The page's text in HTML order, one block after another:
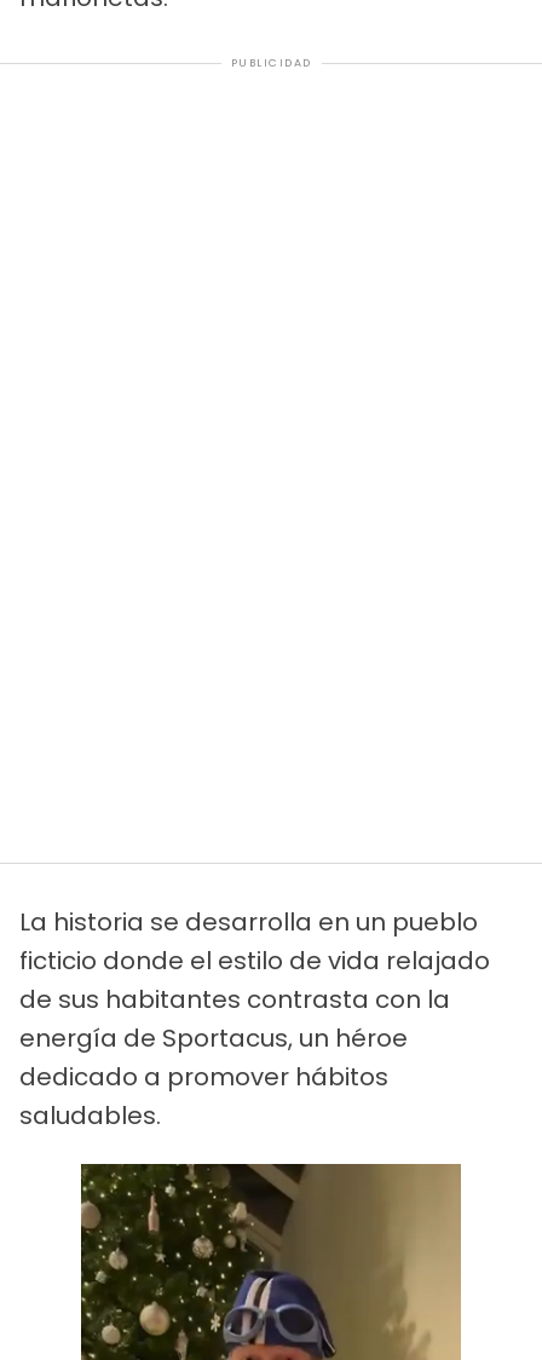
PUBLICIDAD
La historia se desarrolla en un pueblo
ficticio donde el estilo de vida relajado
de sus habitantes contrasta con la
energía de Sportacus, un héroe
dedicado a promover hábitos
saludables.